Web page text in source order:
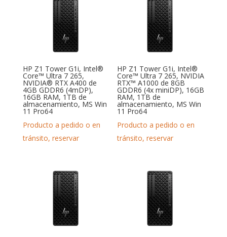
HP Z1 Tower G1i, Intel®
Core™ Ultra 7 265,
NVIDIA® RTX A400 de
4GB GDDR6 (4mDP),
16GB RAM, 1TB de
almacenamiento, MS Win
11 Pro64
Producto a pedido o en
tránsito, reservar
HP Z1 Tower G1i, Intel®
Core™ Ultra 7 265, NVIDIA
RTX™ A1000 de 8GB
GDDR6 (4x miniDP), 16GB
RAM, 1TB de
almacenamiento, MS Win
11 Pro64
Producto a pedido o en
tránsito, reservar